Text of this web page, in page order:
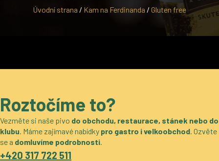
Úvodní strana / Kam na Ferdinanda / Gluten free
Roztočíme to?
Vezměte si naše pivo do obchodu, restaurace, stánek nebo do
klubu. Máme zajímavé nabídky pro gastro i velkoobchod. Ozvěte
se a domluvíme podrobnosti.
+420 317 722 511